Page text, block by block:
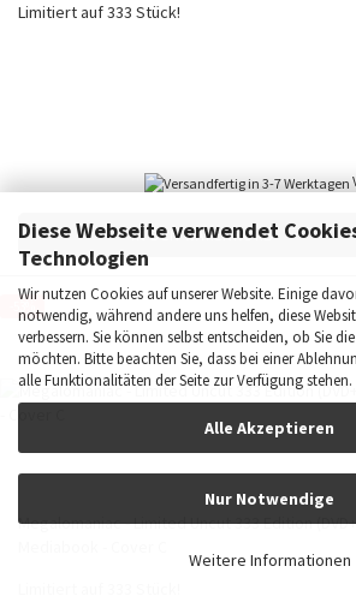
Diese Webseite verwendet
Technologien
Wir nutzen Cookies auf unserer Website. Einige
notwendig, während andere uns helfen, diese
verbessern. Sie können selbst entscheiden, ob Sie
möchten. Bitte beachten Sie, dass bei einer
alle Funktionalitäten der Seite zur Verfügung stehen.
Alle Akzeptieren
Nur Notwendige
Weitere Informationen
Limitiert auf 333 Stück!
IN DEN WARENKORB
Megalomaniac - Limited Uncut 333 Edition